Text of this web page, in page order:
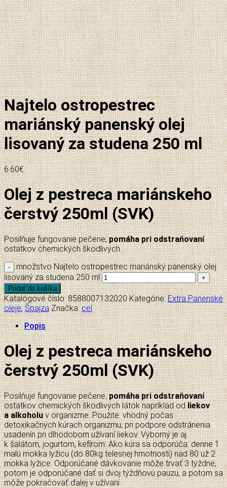
Najtelo ostropestrec
mariánský panenský olej
lisovaný za studena 250 ml
6.60€
Olej z pestreca mariánskeho
čerstvý 250ml (SVK)
Posilňuje fungovanie pečene,pomáha pri odstraňovaní
ostatkov chemických škodlivých…
množstvo Najtelo ostropestrec mariánský panenský olej
lisovaný za studena 250 ml
Pridať do košíka
Katalógové číslo:8588007132020 Kategórie:Extra Panenské
oleje,Špajza Značka:cel
Popis
Olej z pestreca mariánskeho
čerstvý 250ml (SVK)
Posilňuje fungovanie pečene,pomáha pri odstraňovaní
ostatkov chemických škodlivých látok napríklad odliekov
a alkoholuv organizme. Použite: vhodný počas
detoxikačných kúrach organizmu, pri podpore odstránenia
usadenín pri dlhodobom užívaní liekov. Výborný je aj
k šalátom, jogurtom, kefírom. Ako kúra sa odporúča: denne 1
malú mokka lyžicu (do 80kg telesnej hmotnosti) nad 80 už 2
mokka lyžice. Odporúčané dávkovanie môže trvať 3 týždne,
potom je odporúčané dať si dvoj týždňovú pauzu, a potom sa
môže pokračovať ďalej v užívaní.